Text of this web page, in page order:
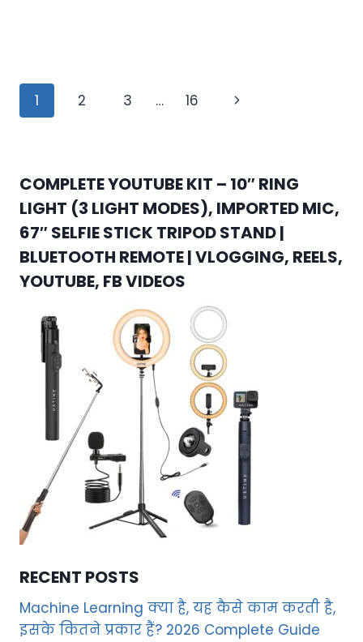
Page
1 2 3 … 16
Next
COMPLETE YOUTUBE KIT – 10″ RING
LIGHT (3 LIGHT MODES), IMPORTED MIC,
67″ SELFIE STICK TRIPOD STAND |
BLUETOOTH REMOTE | VLOGGING, REELS,
YOUTUBE, FB VIDEOS
RECENT POSTS
Machine Learning क्या है, यह कैसे काम करती है,
इसके कितने प्रकार हैं? 2026 Complete Guide